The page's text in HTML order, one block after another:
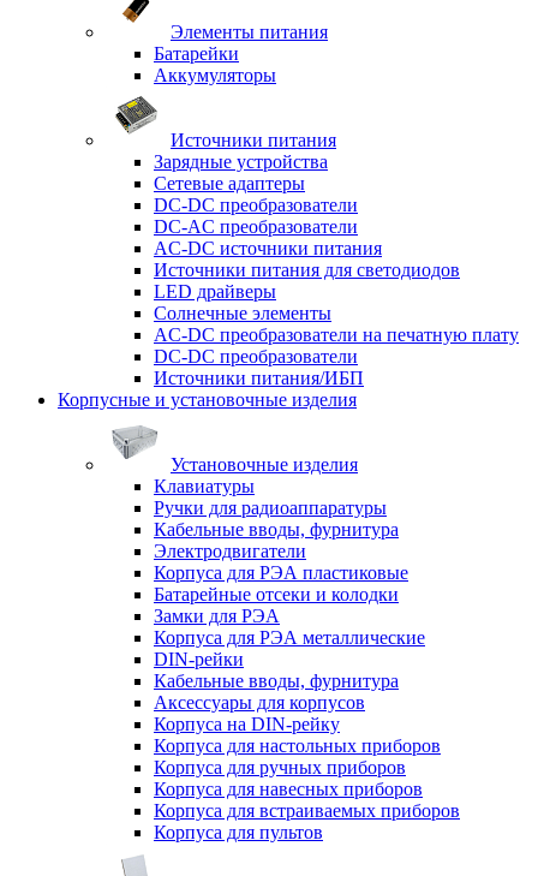
Элементы питания
Батарейки
Аккумуляторы
Источники питания
Зарядные устройства
Сетевые адаптеры
DC-DC преобразователи
DC-AC преобразователи
AC-DC источники питания
Источники питания для светодиодов
LED драйверы
Солнечные элементы
AC-DC преобразователи на печатную плату
DC-DC преобразователи
Источники питания/ИБП
Корпусные и установочные изделия
Установочные изделия
Клавиатуры
Ручки для радиоаппаратуры
Кабельные вводы, фурнитура
Электродвигатели
Корпуса для РЭА пластиковые
Батарейные отсеки и колодки
Замки для РЭА
Корпуса для РЭА металлические
DIN-рейки
Кабельные вводы, фурнитура
Аксессуары для корпусов
Корпуса на DIN-рейку
Корпуса для настольных приборов
Корпуса для ручных приборов
Корпуса для навесных приборов
Корпуса для встраиваемых приборов
Корпуса для пультов